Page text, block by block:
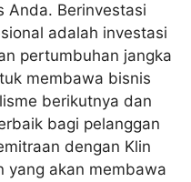
Anda. Berinvestasi
adalah investasi
pertumbuhan jangka
membawa bisnis
berikutnya dan
bagi pelanggan
dengan Klin
yang akan membawa